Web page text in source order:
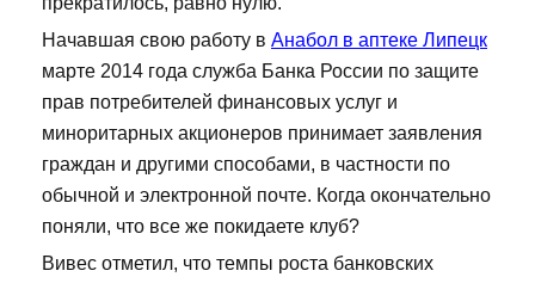
Начавшая свою работу в Анабол в аптеке Липецк
марте 2014 года служба Банка России по защите
прав потребителей финансовых услуг и
миноритарных акционеров принимает заявления
граждан и другими способами, в частности по
обычной и электронной почте. Когда окончательно
поняли, что все же покидаете клуб?
Вивес отметил, что темпы роста банковских